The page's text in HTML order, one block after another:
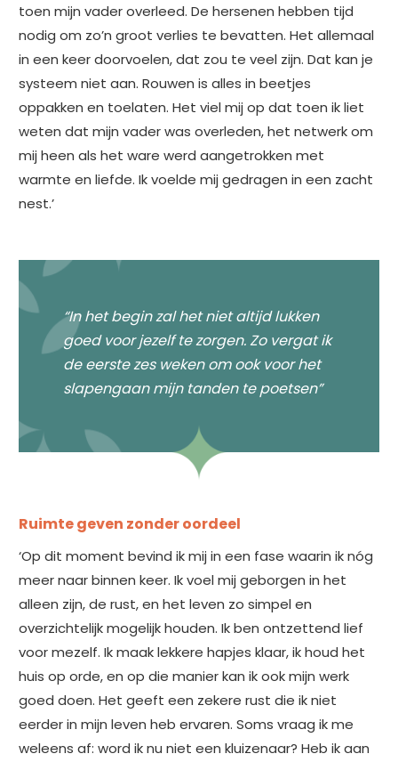
toen mijn vader overleed. De hersenen hebben tijd
nodig om zo’n groot verlies te bevatten. Het allemaal
in een keer doorvoelen, dat zou te veel zijn. Dat kan je
systeem niet aan. Rouwen is alles in beetjes
oppakken en toelaten. Het viel mij op dat toen ik liet
weten dat mijn vader was overleden, het netwerk om
mij heen als het ware werd aangetrokken met
warmte en liefde. Ik voelde mij gedragen in een zacht
nest.’
“In het begin zal het niet altijd lukken
goed voor jezelf te zorgen. Zo vergat ik
de eerste zes weken om ook voor het
slapengaan mijn tanden te poetsen”
Ruimte geven zonder oordeel
‘Op dit moment bevind ik mij in een fase waarin ik nóg
meer naar binnen keer. Ik voel mij geborgen in het
alleen zijn, de rust, en het leven zo simpel en
overzichtelijk mogelijk houden. Ik ben ontzettend lief
voor mezelf. Ik maak lekkere hapjes klaar, ik houd het
huis op orde, en op die manier kan ik ook mijn werk
goed doen. Het geeft een zekere rust die ik niet
eerder in mijn leven heb ervaren. Soms vraag ik me
weleens af: word ik nu niet een kluizenaar? Heb ik aan